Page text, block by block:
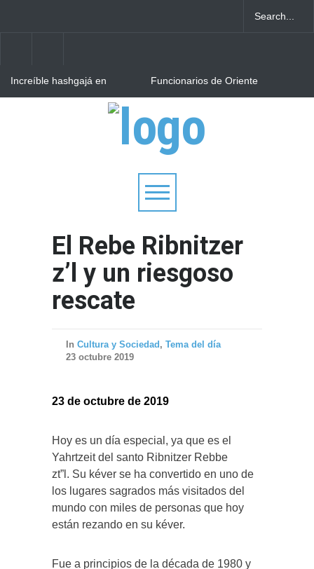
Increíble hashgajá en
escapan del incendio del
campamento Jazón y todos
Funcionarios de Oriente
"adormecer a Israel"
para la guerra
¿Queremos dejarnos llevar
El Rebe Ribnitzer
z’l y un riesgoso
rescate
In Cultura y Sociedad , Tema del día
23 octubre 2019
23 de octubre de 2019
Hoy es un día especial, ya que es el
Yahrtzeit del santo Ribnitzer Rebbe
zt”l. Su kéver se ha convertido en uno de
los lugares sagrados más visitados del
mundo con miles de personas que hoy
están rezando en su kéver.
Fue a principios de la década de 1980 y